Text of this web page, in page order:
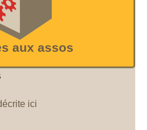
aux assos
ici